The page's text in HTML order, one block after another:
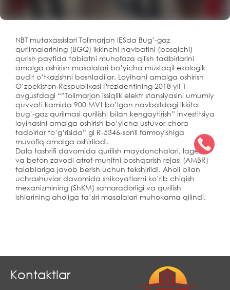
NBT mutaxassislari Tolimarjan IESda Bug’-gaz
qurilmalarining (BGQ) ikkinchi navbatini (bosqichi)
qurish paytida tabiatni muhofaza qilish tadbirlarini
amalga oshirish masalalari bo’yicha mustaqil ekologik
audit o’tkazishni boshladilar. Loyihani amalga oshirish
O’zbekiston Respublikasi Prezidentining 2018 yil 1
avgustdagi “”Tolimarjon issiqlik elektr stansiyasini umumiy
quvvati kamida 900 MVt bo’lgan navbatdagi ikkita
bug’-gaz qurilmasi qurilishi bilan kengaytirish” investitsiya
loyihasini amalga oshirish bo’yicha ustuvor chora-
tadbirlar to’g’risida” gi R-5346-sonli farmoyishiga
muvofiq amalga oshiriladi.
Dala tashrifi davomida qurilish maydonchalari, lagerlar
va beton zavodi atrof-muhitni boshqarish rejasi (AMBR)
talablariga javob berish uchun tekshirildi. Aholi bilan
uchrashuvlar davomida shikoyatlarni ko’rib chiqish
mexanizmining (ShKM) samaradorligi va qurilish
ishlarining aholiga ta’siri masalalari muhokama qilindi.
Kontaktlar